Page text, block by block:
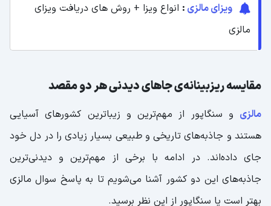
ویزای مالزی : انواع ویزا + روش های دریافت ویزای
مالزی
مقایسه ریزبینانه‌ی جاهای دیدنی هر دو مقصد
مالزی و سنگاپور از مهم‌ترین و زیباترین کشورهای آسیایی
هستند و جاذبه‌های تاریخی و طبیعی بسیار زیادی را در دل خود
جای داده‌اند. در ادامه با برخی از مهم‌ترین و دیدنی‌ترین
جاذبه‌های این دو کشور آشنا می‌شویم تا به پاسخ سوال مالزی
بهتر است یا سنگاپور از این نظر برسید.